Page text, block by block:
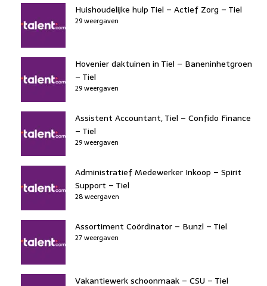
Huishoudelijke hulp Tiel – Actief Zorg – Tiel
29 weergaven
Hovenier daktuinen in Tiel – Baneninhetgroen
– Tiel
29 weergaven
Assistent Accountant, Tiel – Confido Finance
– Tiel
29 weergaven
Administratief Medewerker Inkoop – Spirit
Support – Tiel
28 weergaven
Assortiment Coördinator – Bunzl – Tiel
27 weergaven
Vakantiewerk schoonmaak – CSU – Tiel